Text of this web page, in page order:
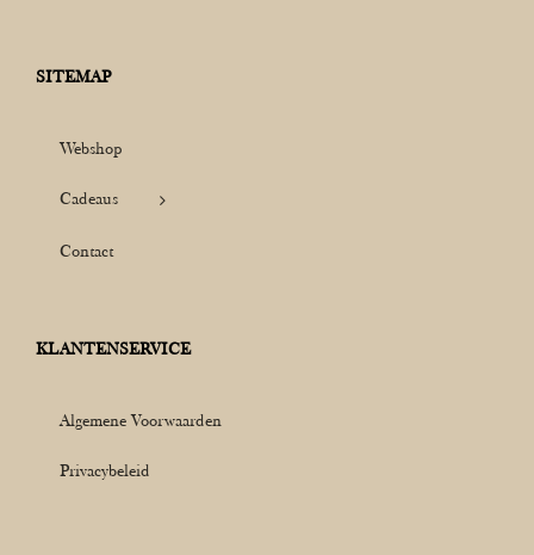
SITEMAP
Webshop
Cadeaus
Contact
KLANTENSERVICE
Algemene Voorwaarden
Privacybeleid